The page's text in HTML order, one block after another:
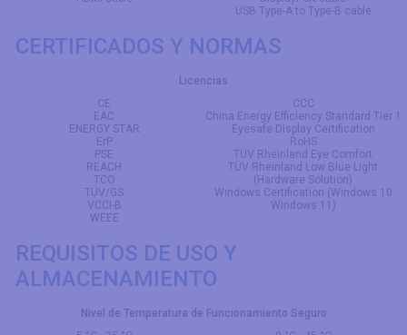
USB Type-A to Type-B cable
CERTIFICADOS Y NORMAS
Licencias
CE
EAC
ENERGY STAR
ErP
PSE
REACH
TCO
TÜV/GS
VCCI-B
WEEE
CCC
China Energy Efficiency Standard Tier 1
Eyesafe Display Certification
RoHS
TÜV Rheinland Eye Comfort
TÜV Rheinland Low Blue Light
(Hardware Solution)
Windows Certification (Windows 10
Windows 11)
REQUISITOS DE USO Y
ALMACENAMIENTO
Nivel de Temperatura de Funcionamiento Seguro